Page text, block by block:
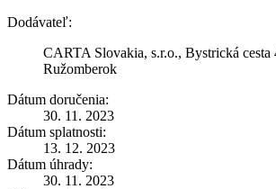
Dodávateľ:
CARTA Slovakia, s.r.o., Bystrická cesta
Ružomberok
Dátum doručenia:
30. 11. 2023
Dátum splatnosti:
13. 12. 2023
Dátum úhrady:
30. 11. 2023